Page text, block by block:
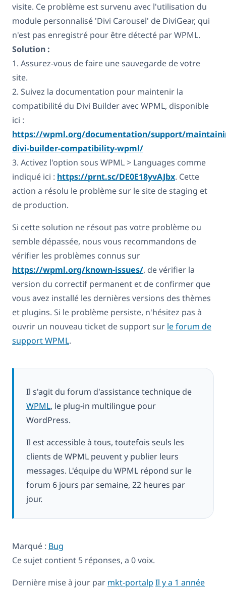
visite. Ce problème est survenu avec l'utilisation du
module personnalisé 'Divi Carousel' de DiviGear, qui
n'est pas enregistré pour être détecté par WPML.
Solution :
1. Assurez-vous de faire une sauvegarde de votre
site.
2. Suivez la documentation pour maintenir la
compatibilité du Divi Builder avec WPML, disponible
ici :
https://wpml.org/documentation/support/
divi-builder-compatibility-wpml/
3. Activez l'option sous WPML > Languages comme
indiqué ici : https://prnt.sc/DE0E18yvAJbx. Cette
action a résolu le problème sur le site de staging et
de production.
Si cette solution ne résout pas votre problème ou
semble dépassée, nous vous recommandons de
vérifier les problèmes connus sur
https://wpml.org/known-issues/, de vérifier la
version du correctif permanent et de confirmer que
vous avez installé les dernières versions des thèmes
et plugins. Si le problème persiste, n'hésitez pas à
ouvrir un nouveau ticket de support sur le forum de
support WPML.
Il s'agit du forum d'assistance technique de
WPML, le plug-in multilingue pour
WordPress.
Il est accessible à tous, toutefois seuls les
clients de WPML peuvent y publier leurs
messages. L'équipe du WPML répond sur le
forum 6 jours par semaine, 22 heures par
jour.
Marqué : Bug
Ce sujet contient 5 réponses, a 0 voix.
Dernière mise à jour par mkt-portalp Il y a 1 année